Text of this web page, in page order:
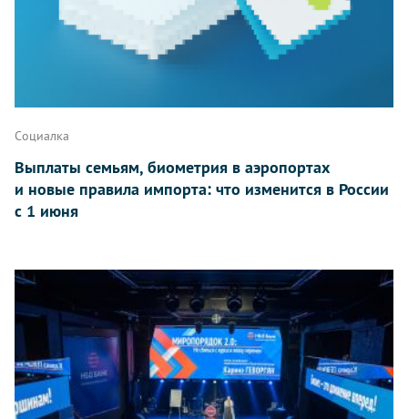
Социалка
Выплаты семьям, биометрия в аэропортах
и новые правила импорта: что изменится в России
с 1 июня